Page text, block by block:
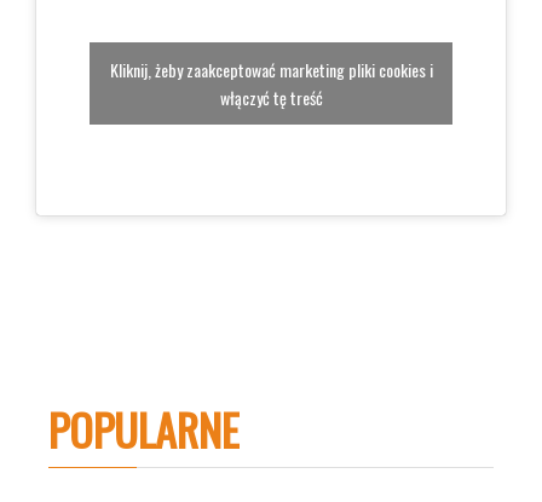
Kliknij, żeby zaakceptować marketing pliki cookies i
włączyć tę treść
POPULARNE